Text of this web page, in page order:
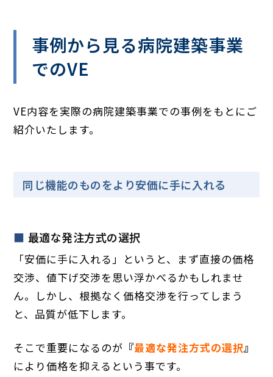
事例から見る病院建築事業
でのVE
VE内容を実際の病院建築事業での事例をもとにご
紹介いたします。
同じ機能のものをより安価に手に入れる
最適な発注方式の選択
「安価に手に入れる」というと、まず直接の価格
交渉、値下げ交渉を思い浮かべるかもしれませ
ん。しかし、根拠なく価格交渉を行ってしまう
と、品質が低下します。
そこで重要になるのが 『最適な発注方式の選択』
により価格を抑えるという事です。